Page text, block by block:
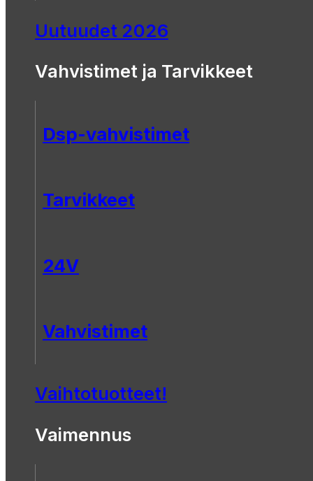
Uutuudet 2026
Vahvistimet ja Tarvikkeet
Dsp-vahvistimet
Tarvikkeet
24V
Vahvistimet
Vaihtotuotteet!
Vaimennus